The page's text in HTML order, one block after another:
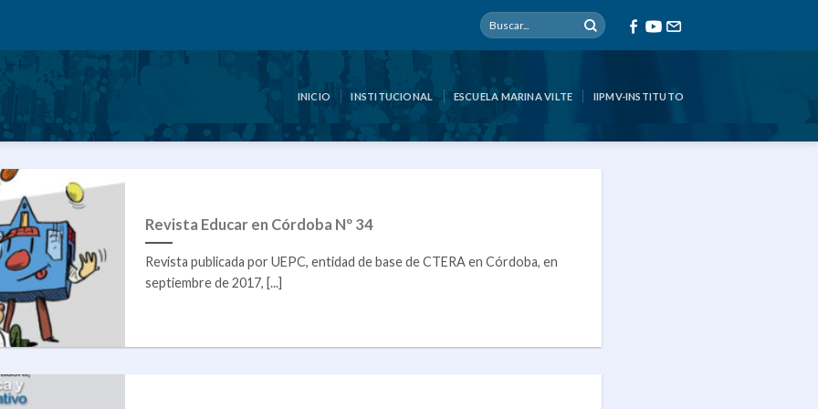
INICIO INSTITUCIONAL ESCUELA MARINA VILTE IIPMV-INSTITUTO
Revista Educar en Córdoba Nº 34
Revista publicada por UEPC, entidad de base de CTERA en Córdoba, en
septiembre de 2017, [...]